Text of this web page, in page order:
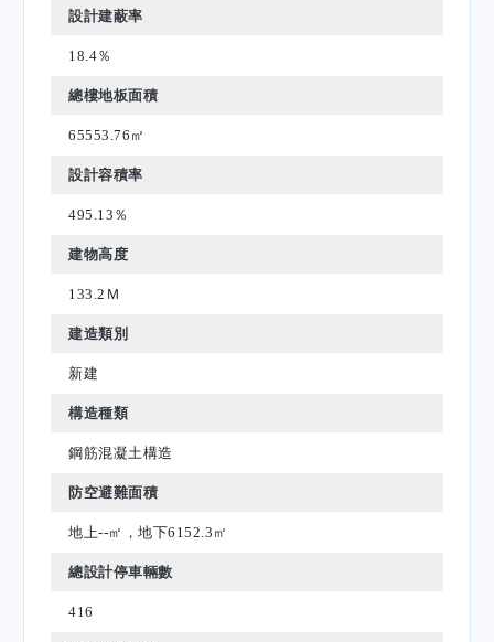
設計建蔽率
18.4％
總樓地板面積
65553.76㎡
設計容積率
495.13％
建物高度
133.2Ｍ
建造類別
新建
構造種類
鋼筋混凝土構造
防空避難面積
地上--㎡，地下6152.3㎡
總設計停車輛數
416